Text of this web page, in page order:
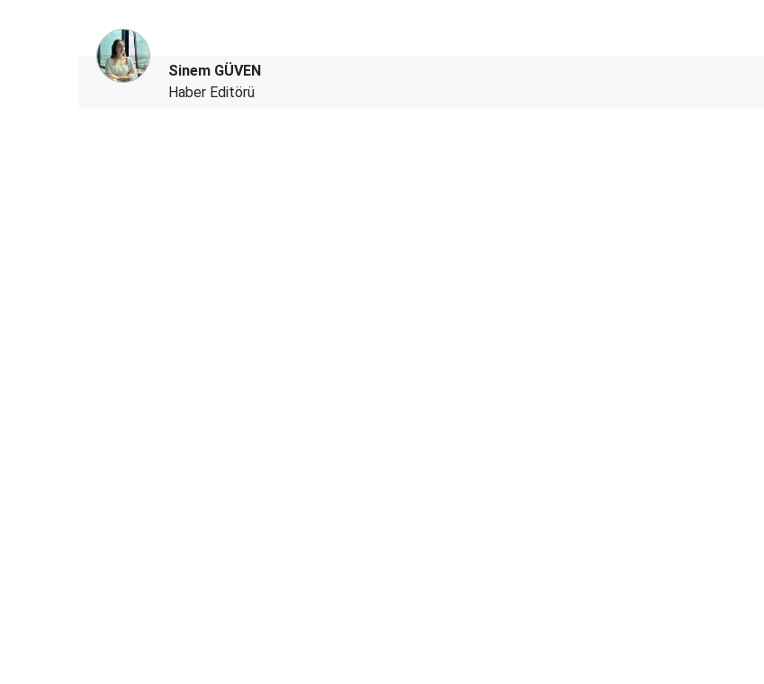
Sinem GÜVEN
Haber Editörü